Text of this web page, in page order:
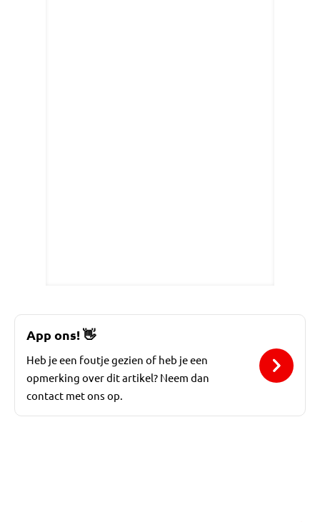
App ons!👋
Heb je een foutje gezien of heb je een
opmerking over dit artikel? Neem dan
contact met ons op.